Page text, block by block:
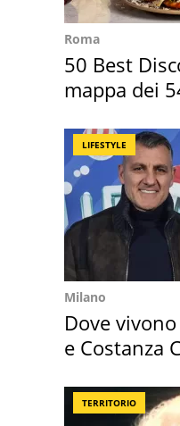
Roma
50 Best
mappa dei
LIFESTYLE
Milano
Dove
e Costanza
TERRITORIO